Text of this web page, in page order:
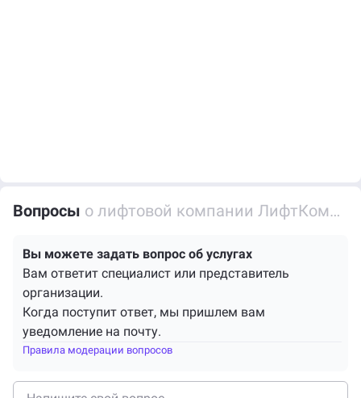
Вопросы о лифтовой компании ЛифтКомплекс
Вы можете задать вопрос об услугах
Вам ответит специалист или представитель
организации.
Когда поступит ответ, мы пришлем вам
уведомление на почту.
Правила модерации вопросов